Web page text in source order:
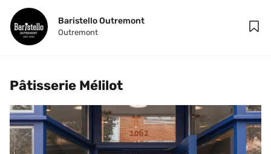
Baristello Outremont
Outremont
Pâtisserie Mélilot